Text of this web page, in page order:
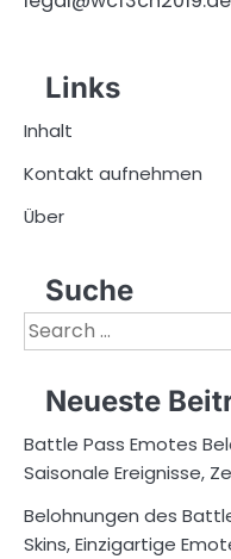
Links
Inhalt
Kontakt aufnehmen
Über
Suche
Search
for:
Neueste
Battle Pass Emotes
Saisonale Ereignisse,
Belohnungen des
Skins, Einzigartige